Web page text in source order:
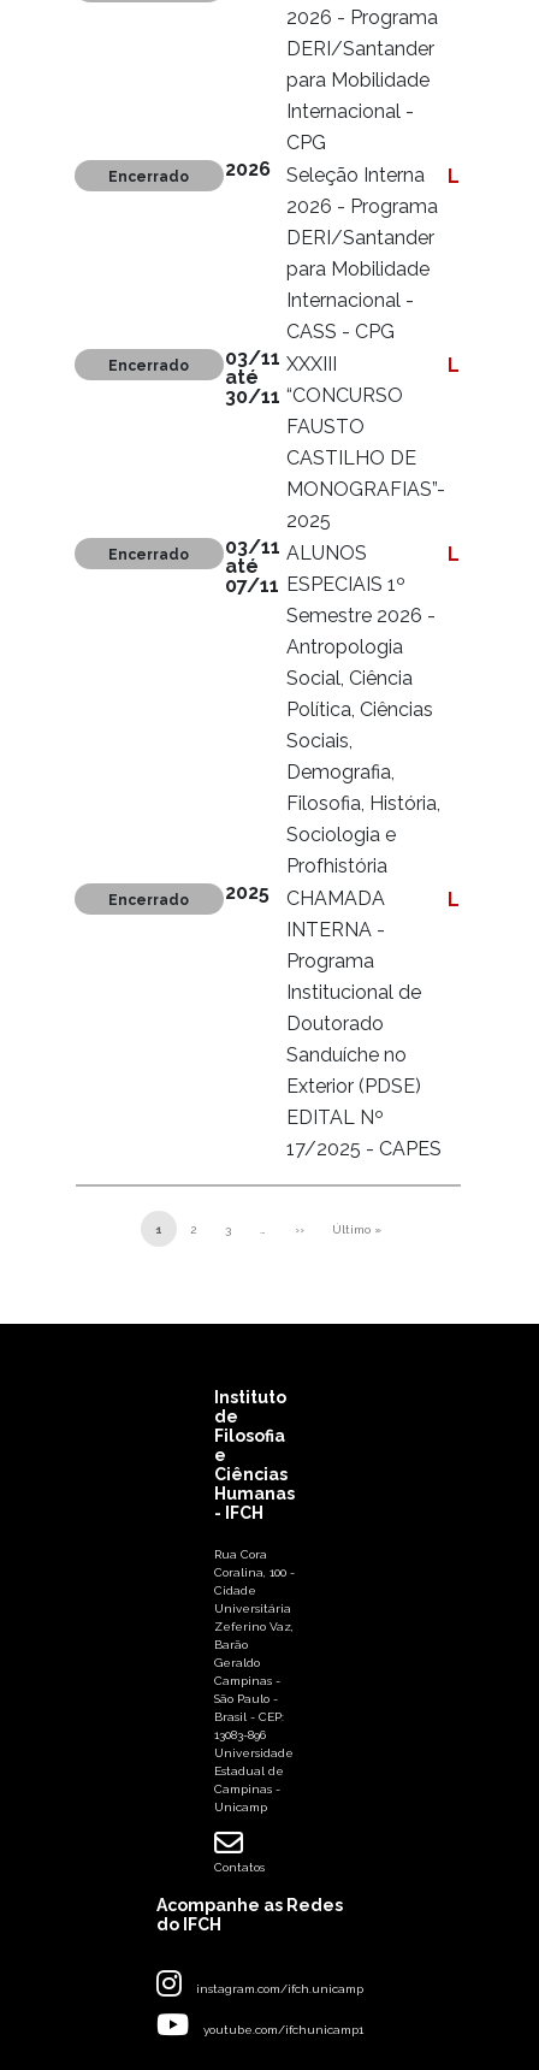
2026 - Programa
DERI/Santander
para Mobilidade
Internacional -
CPG
Encerrado 2026
Seleção Interna
2026 - Programa
DERI/Santander
para Mobilidade
Internacional -
CASS - CPG
Ler mais
Encerrado
03/11
até
30/11
XXXIII
“CONCURSO
FAUSTO
CASTILHO DE
MONOGRAFIAS”-
2025
Ler mais
Encerrado
03/11
até
07/11
ALUNOS
ESPECIAIS 1º
Semestre 2026 -
Antropologia
Social, Ciência
Política, Ciências
Sociais,
Demografia,
Filosofia, História,
Sociologia e
Profhistória
Ler mais
Encerrado 2025
CHAMADA
INTERNA -
Programa
Institucional de
Doutorado
Sanduíche no
Exterior (PDSE)
EDITAL Nº
17/2025 - CAPES
Ler mais
Paginação
1 2 3 ››
Próxima página
Último »
Última página
Instituto
de
Filosofia
e
Ciências
Humanas
- IFCH
Rua Cora
Coralina, 100 -
Cidade
Universitária
Zeferino Vaz,
Barão
Geraldo
Campinas -
São Paulo -
Brasil - CEP:
13083-896
Universidade
Estadual de
Campinas -
Unicamp
Contatos
Acompanhe as Redes
do IFCH
instagram.com/ifch.unicamp
youtube.com/ifchunicamp1